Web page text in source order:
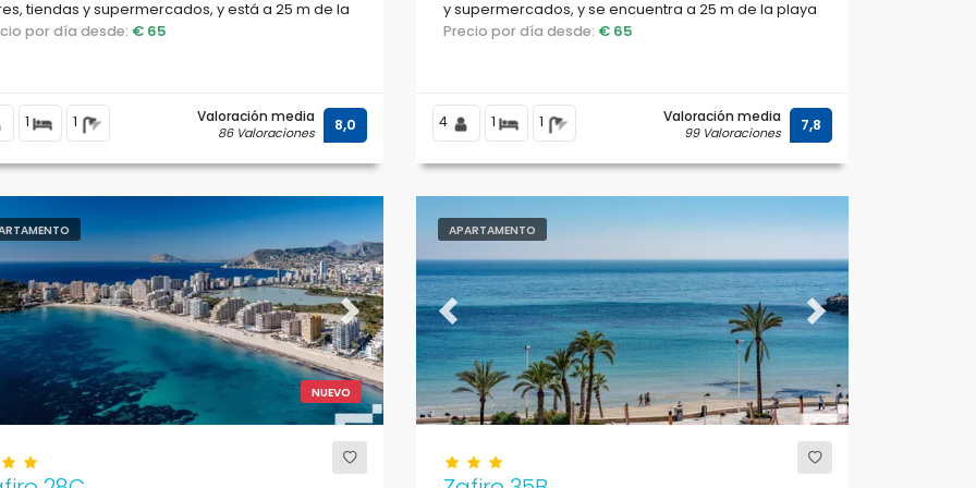
tiendas y supermercados, y está a 25 m de la
de La Fossa / Levante.
por día desde: € 65
1 1 Valoración media
86 Valoraciones 8,0
y supermercados, y se encuentra a 25 m de la playa
de La Fossa / Levante.
Precio por día desde: € 65
4 1 1 Valoración media
99 Valoraciones 7,8
NUEVO
Next
APARTAMENTO
Previous Next